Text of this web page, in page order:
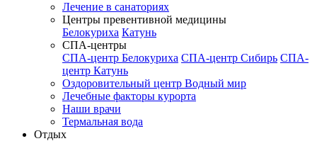
Лечение в санаториях
Центры превентивной медицины
Белокуриха Катунь
СПА-центры
СПА-центр Белокуриха СПА-центр Сибирь СПА-
центр Катунь
Оздоровительный центр Водный мир
Лечебные факторы курорта
Наши врачи
Термальная вода
Отдых